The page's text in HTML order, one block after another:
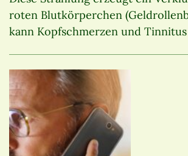
roten Blutkörperchen
kann Kopfschmerzen und Tinnitus